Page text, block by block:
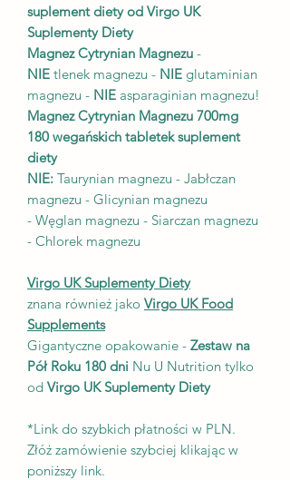
suplement diety od Virgo UK
Suplementy Diety
Magnez Cytrynian Magnezu -
NIE tlenek magnezu - NIE glutaminian
magnezu - NIE asparaginian magnezu!
Magnez Cytrynian Magnezu 700mg
180 wegańskich tabletek suplement
diety
NIE: Taurynian magnezu - Jabłczan
magnezu - Glicynian magnezu
- Węglan magnezu - Siarczan magnezu
- Chlorek magnezu
Virgo UK Suplementy Diety
znana również jako Virgo UK Food
Supplements
Gigantyczne opakowanie - Zestaw na
Pół Roku 180 dni Nu U Nutrition tylko
od Virgo UK Suplementy Diety
*Link do szybkich płatności w PLN.
Złóż zamówienie szybciej klikając w
poniższy link.